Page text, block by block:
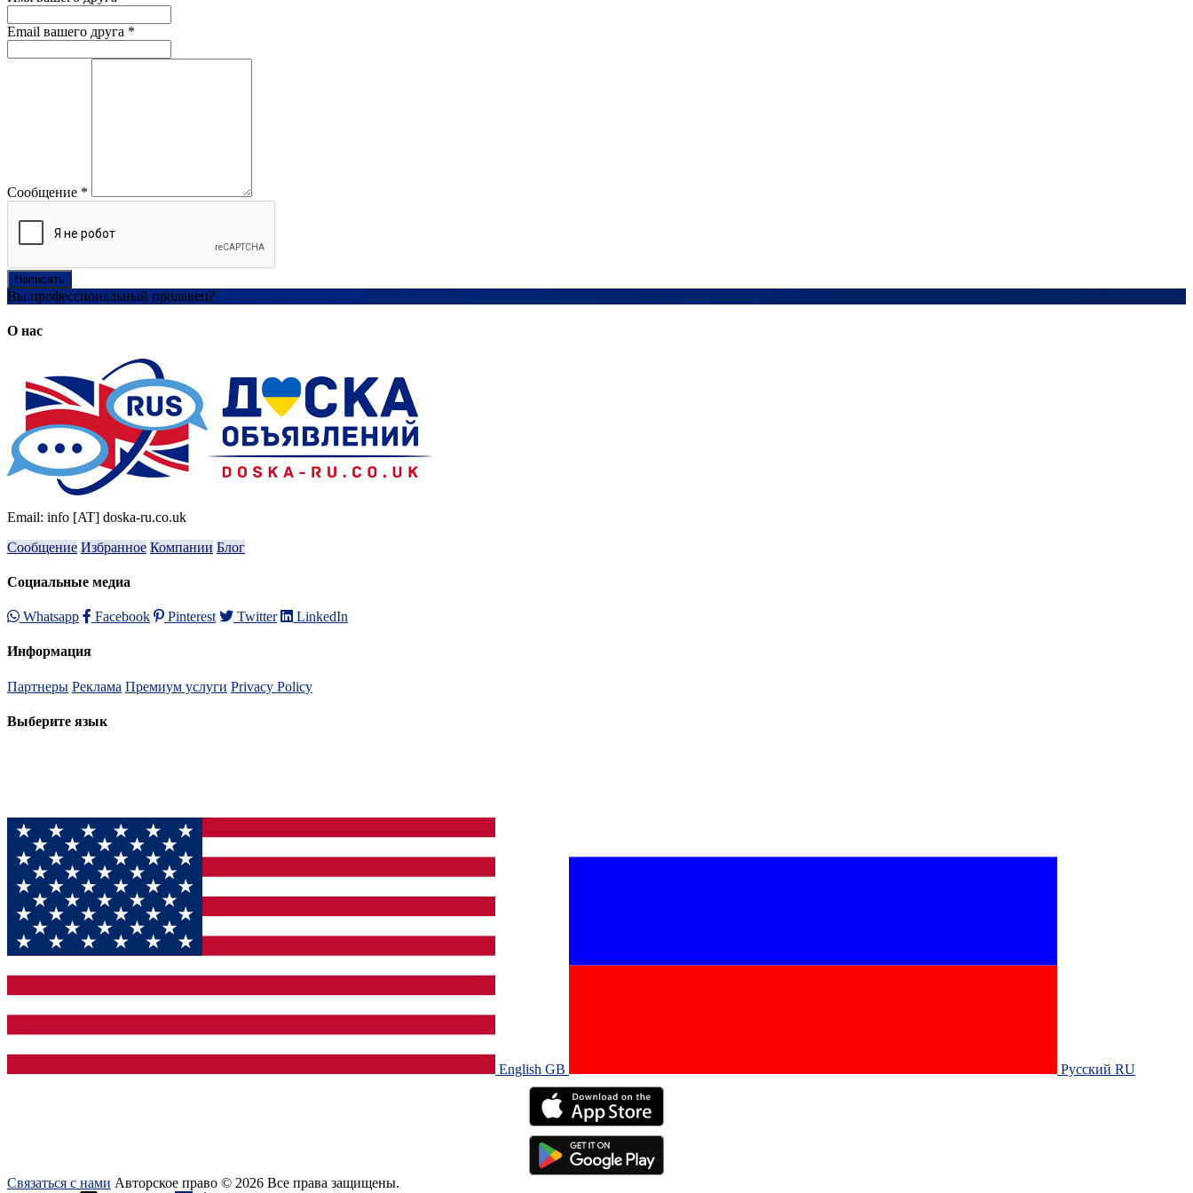
Email вашего друга *
Сообщение *
Написать
Вы профессиональный продавец?
О нас
Email: info [AT] doska-ru.co.uk
Сообщение Избранное Компании Блог
Социальные медиа
Whatsapp Facebook Pinterest Twitter LinkedIn
Информация
Партнеры Реклама Премиум услуги Privacy Policy
Выберите язык
English GB‎ Русский RU‎
Связаться с нами Авторское право © 2026 Все права защищены.